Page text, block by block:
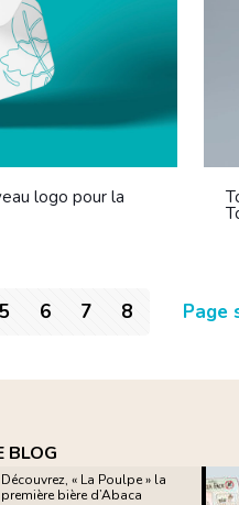
logo pour la
5 6 7 8 Page
BLOG
Découvrez, « La Poulpe » la
première bière d’Abaca